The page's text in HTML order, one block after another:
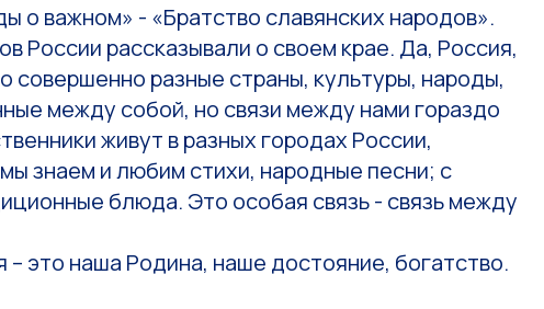
о важном» - «Братство славянских народов».
России рассказывали о своем крае. Да, Россия,
совершенно разные страны, культуры, народы,
между собой, но связи между нами гораздо
живут в разных городах России,
знаем и любим стихи, народные песни; с
блюда. Это особая связь - связь между
– это наша Родина, наше достояние, богатство.